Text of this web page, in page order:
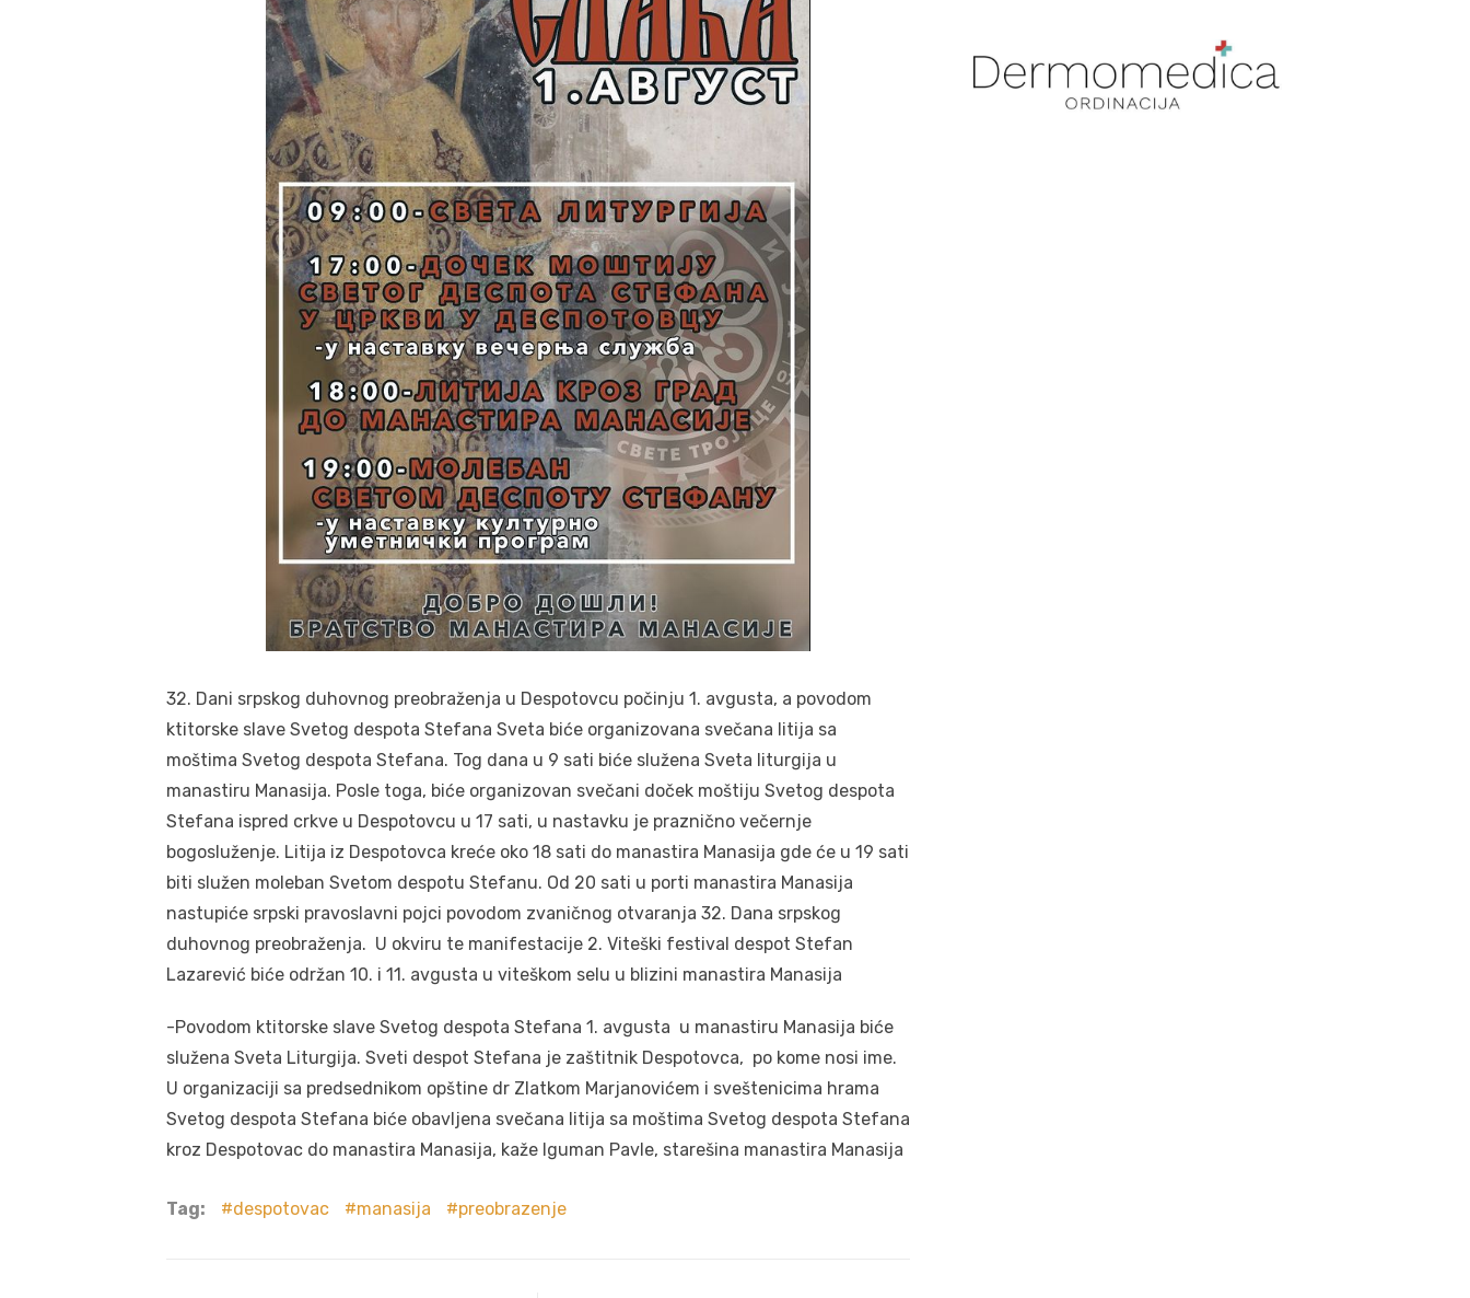
32. Dani srpskog duhovnog preobraženja u Despotovcu počinju 1. avgusta, a povodom
ktitorske slave Svetog despota Stefana Sveta biće organizovana svečana litija sa
moštima Svetog despota Stefana. Tog dana u 9 sati biće služena Sveta liturgija u
manastiru Manasija. Posle toga, biće organizovan svečani doček moštiju Svetog despota
Stefana ispred crkve u Despotovcu u 17 sati, u nastavku je praznično večernje
bogosluženje. Litija iz Despotovca kreće oko 18 sati do manastira Manasija gde će u 19 sati
biti služen moleban Svetom despotu Stefanu. Od 20 sati u porti manastira Manasija
nastupiće srpski pravoslavni pojci povodom zvaničnog otvaranja 32. Dana srpskog
duhovnog preobraženja. U okviru te manifestacije 2. Viteški festival despot Stefan
Lazarević biće održan 10. i 11. avgusta u viteškom selu u blizini manastira Manasija
-Povodom ktitorske slave Svetog despota Stefana 1. avgusta u manastiru Manasija biće
služena Sveta Liturgija. Sveti despot Stefana je zaštitnik Despotovca, po kome nosi ime.
U organizaciji sa predsednikom opštine dr Zlatkom Marjanovićem i sveštenicima hrama
Svetog despota Stefana biće obavljena svečana litija sa moštima Svetog despota Stefana
kroz Despotovac do manastira Manasija, kaže Iguman Pavle, starešina manastira Manasija
Tag: despotovac manasija preobrazenje